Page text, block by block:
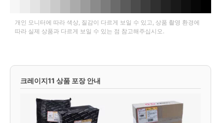
개인 모니터에 따라 색상, 질감이 다르게 보일 수 있고, 상품 촬영 환경에
따라 실제 상품과 다르게 보일 수 있는 점 참고해주십시오.
크레이지11 상품 포장 안내